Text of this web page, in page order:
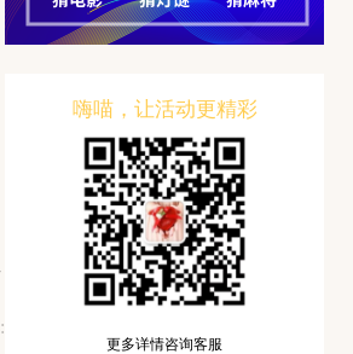
嗨喵，让活动更精彩
更多详情咨询客服